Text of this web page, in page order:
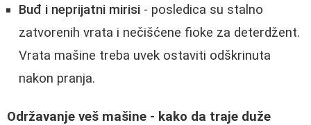
Buđ i neprijatni mirisi - posledica su stalno
zatvorenih vrata i nečišćene fioke za deterdžent.
Vrata mašine treba uvek ostaviti odškrinuta
nakon pranja.
Održavanje veš mašine - kako da traje duže